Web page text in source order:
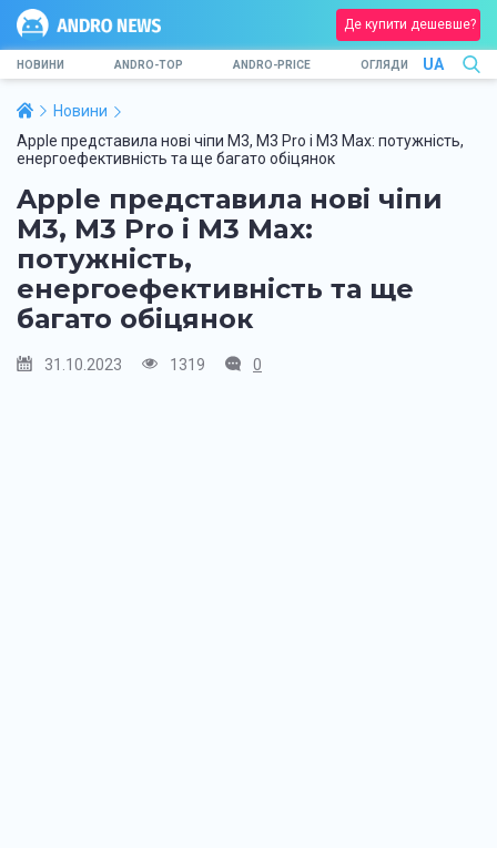
Де купити дешевше?
НОВИНИ ANDRO-TOP ANDRO-PRICE ОГЛЯДИ UA
Новини
Apple представила нові чіпи M3, M3 Pro і M3 Max: потужність,
енергоефективність та ще багато обіцянок
Apple представила нові чіпи
M3, M3 Pro і M3 Max:
потужність,
енергоефективність та ще
багато обіцянок
31.10.2023 1319 0